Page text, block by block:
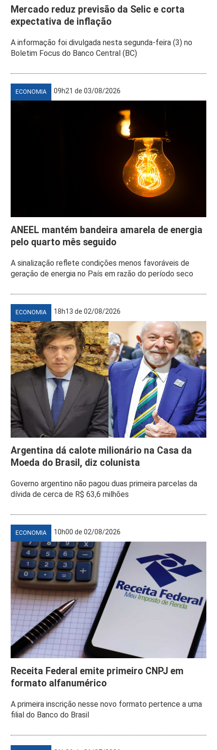
Mercado reduz previsão da Selic e corta
expectativa de inflação
A informação foi divulgada nesta segunda-feira (3) no
Boletim Focus do Banco Central (BC)
ECONOMIA 09h21 de 03/08/2026
ANEEL mantém bandeira amarela de energia
pelo quarto mês seguido
A sinalização reflete condições menos favoráveis de
geração de energia no País em razão do período seco
ECONOMIA 18h13 de 02/08/2026
Argentina dá calote milionário na Casa da
Moeda do Brasil, diz colunista
Governo argentino não pagou duas primeira parcelas da
dívida de cerca de R$ 63,6 milhões
ECONOMIA 10h00 de 02/08/2026
Receita Federal emite primeiro CNPJ em
formato alfanumérico
A primeira inscrição nesse novo formato pertence a uma
filial do Banco do Brasil